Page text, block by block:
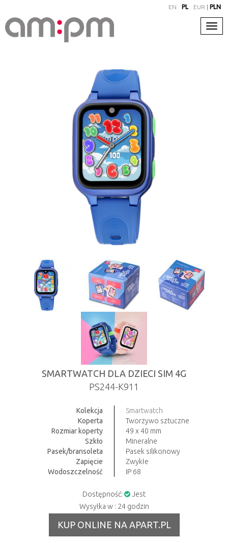
EN PL EUR |PLN
SMARTWATCH DLA DZIECI SIM 4G
PS244-K911
Kolekcja
Smartwatch
Koperta
Tworzywo sztuczne
Rozmiar koperty
49 x 40 mm
Szkło
Mineralne
Pasek/bransoleta
Pasek silikonowy
Zapięcie
Zwykłe
Wodoszczelność
IP 68
Dostępność:
Jest
Wysyłka w : 24 godzin
KUP ONLINE NA APART.PL